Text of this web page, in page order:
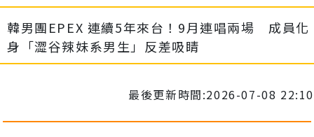
韓男團EPEX 連續5年來台！9月連唱兩場 成員化
身「澀谷辣妹系男生」反差吸睛
最後更新時間:2026-07-08 22:10